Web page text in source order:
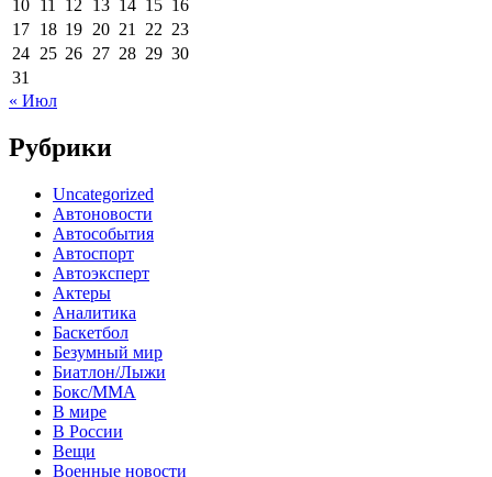
10 11 12 13 14 15 16
17 18 19 20 21 22 23
24 25 26 27 28 29 30
31
« Июл
Рубрики
Uncategorized
Автоновости
Автособытия
Автоспорт
Автоэксперт
Актеры
Аналитика
Баскетбол
Безумный мир
Биатлон/Лыжи
Бокс/MMA
В мире
В России
Вещи
Военные новости